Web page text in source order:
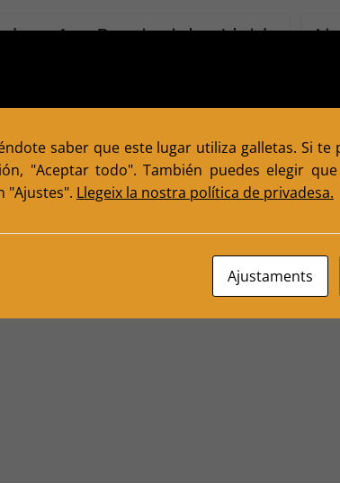
1 Provincial Lleida
saber que este lugar utiliza galletas. Si te
"Aceptar todo". También puedes elegir
"Ajustes". Llegeix la nostra política de privadesa.
Ajustaments